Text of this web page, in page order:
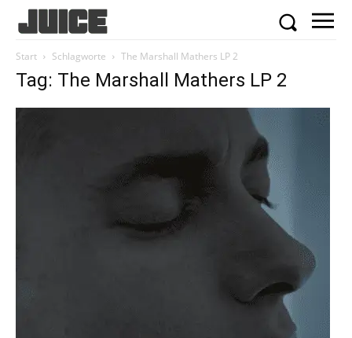
Start Schlagworte The Marshall Mathers LP 2
Tag: The Marshall Mathers LP 2